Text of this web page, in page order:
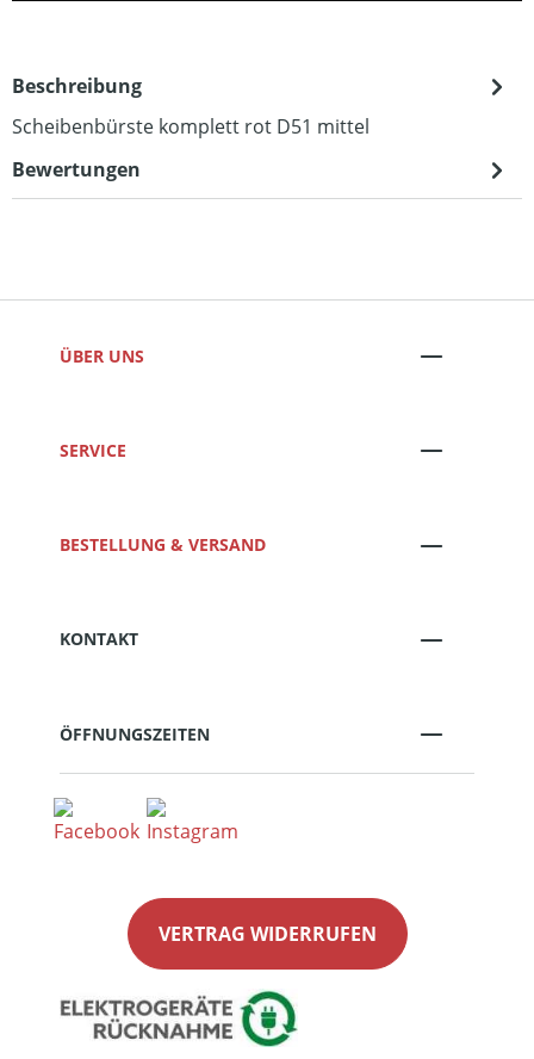
Beschreibung
Scheibenbürste komplett rot D51 mittel
Bewertungen
ÜBER UNS
SERVICE
BESTELLUNG & VERSAND
KONTAKT
ÖFFNUNGSZEITEN
VERTRAG WIDERRUFEN